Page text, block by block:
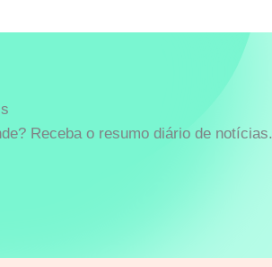
Receba o resumo diário de notícias.